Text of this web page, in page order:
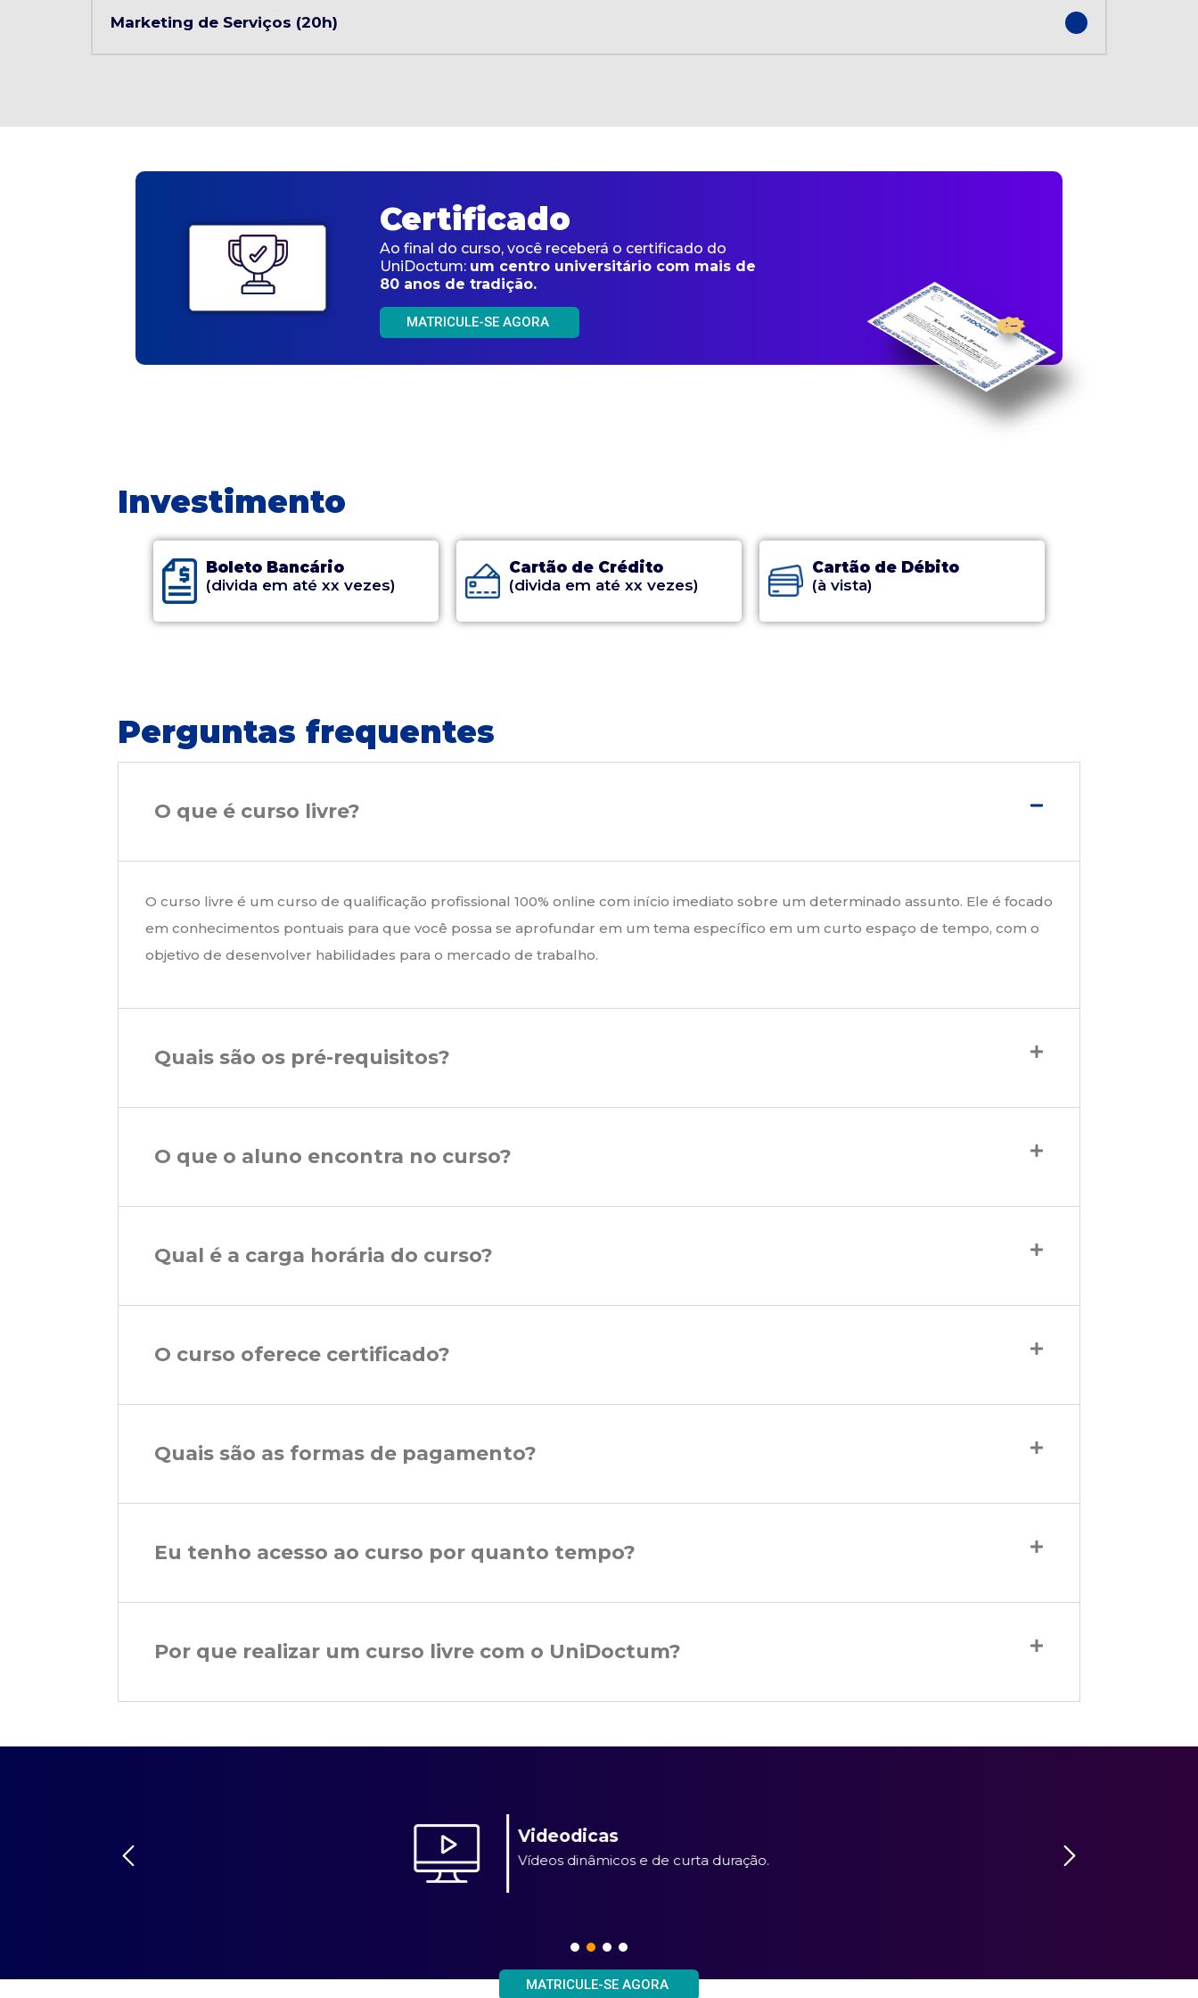
Marketing de Serviços (20h)
Certificado
Ao final do curso, você receberá o certificado do
UniDoctum: um centro universitário com mais de
80 anos de tradição.
MATRICULE-SE AGORA
Investimento
Boleto Bancário
(divida em até xx vezes)
Cartão de Crédito
(divida em até xx vezes)
Cartão de Débito
(à vista)
Perguntas frequentes
O que é curso livre?
O curso livre é um curso de qualificação profissional 100% online com início imediato sobre um determinado assunto. Ele é focado
em conhecimentos pontuais para que você possa se aprofundar em um tema específico em um curto espaço de tempo, com o
objetivo de desenvolver habilidades para o mercado de trabalho.
Quais são os pré-requisitos?
O que o aluno encontra no curso?
Qual é a carga horária do curso?
O curso oferece certificado?
Quais são as formas de pagamento?
Eu tenho acesso ao curso por quanto tempo?
Por que realizar um curso livre com o UniDoctum?
Videodicas
Vídeos dinâmicos e de curta duração.
MATRICULE-SE AGORA